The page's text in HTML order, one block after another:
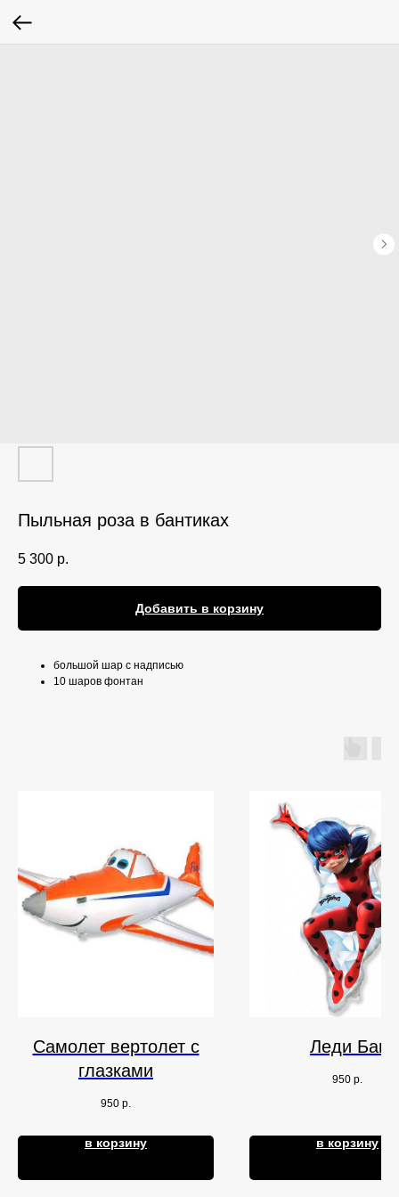
Пыльная роза в бантиках
5 300 р.
Добавить в корзину
большой шар с надписью
10 шаров фонтан
Самолет вертолет с
глазками
950 р.
в корзину
Леди Баг
950 р.
в корзину